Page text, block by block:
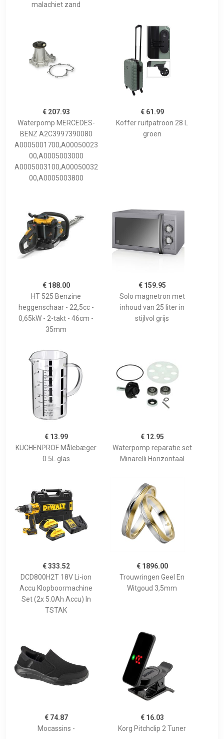
malachiet zand
€ 207.93
Waterpomp MERCEDES-
BENZ A2C3997390080
A0005001700,A00050023
00,A0005003000
A0005003100,A00050032
00,A0005003800
€ 61.99
Koffer ruitpatroon 28 L
groen
€ 188.00
HT 525 Benzine
heggenschaar - 22,5cc -
0,65kW - 2-takt - 46cm -
35mm
€ 159.95
Solo magnetron met
inhoud van 25 liter in
stijlvol grijs
€ 13.99
KÜCHENPROF Målebæger
0.5L glas
€ 12.95
Waterpomp reparatie set
Minarelli Horizontaal
€ 333.52
DCD800H2T 18V Li-ion
Accu Klopboormachine
Set (2x 5.0Ah Accu) In
TSTAK
€ 1896.00
Trouwringen Geel En
Witgoud 3,5mm
€ 74.87
Mocassins -
€ 16.03
Korg Pitchclip 2 Tuner